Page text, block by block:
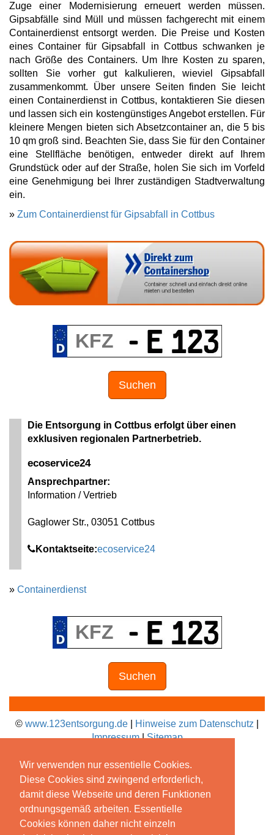
Wir verwenden nur essentielle Cookies.
Diese Cookies sind zwingend erforderlich,
damit diese Webseite und deren Funktionen
ordnungsgemäß arbeiten. Essentielle
Cookies können daher nicht einzeln
Zuge einer Modernisierung erneuert werden müssen.
Gipsabfälle sind Müll und müssen fachgerecht mit einem
Containerdienst entsorgt werden. Die Preise und Kosten
eines Container für Gipsabfall in Cottbus schwanken je
nach Größe des Containers. Um Ihre Kosten zu sparen,
sollten Sie vorher gut kalkulieren, wieviel Gipsabfall
zusammenkommt. Über unsere Seiten finden Sie leicht
einen Containerdienst in Cottbus, kontaktieren Sie diesen
und lassen sich ein kostengünstiges Angebot erstellen. Für
kleinere Mengen bieten sich Absetzcontainer an, die 5 bis
10 qm groß sind. Beachten Sie, dass Sie für den Container
eine Stellfläche benötigen, entweder direkt auf Ihrem
Grundstück oder auf der Straße, holen Sie sich im Vorfeld
eine Genehmigung bei Ihrer zuständigen Stadtverwaltung
ein.
» Zum Containerdienst für Gipsabfall in Cottbus
Suchen
Die Entsorgung in Cottbus erfolgt über einen
exklusiven regionalen Partnerbetrieb.
ecoservice24
Ansprechpartner:
Information / Vertrieb
Gaglower Str., 03051 Cottbus
Kontaktseite:ecoservice24
» Containerdienst
Suchen
© www.123entsorgung.de Hinweise zum Datenschutz
Impressum|Sitemap